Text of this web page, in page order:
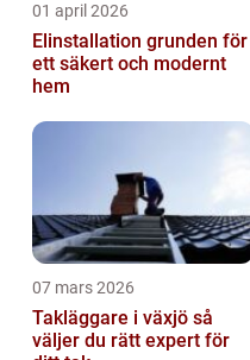
01 april 2026
Elinstallation grunden för
ett säkert och modernt
hem
07 mars 2026
Takläggare i växjö så
väljer du rätt expert för